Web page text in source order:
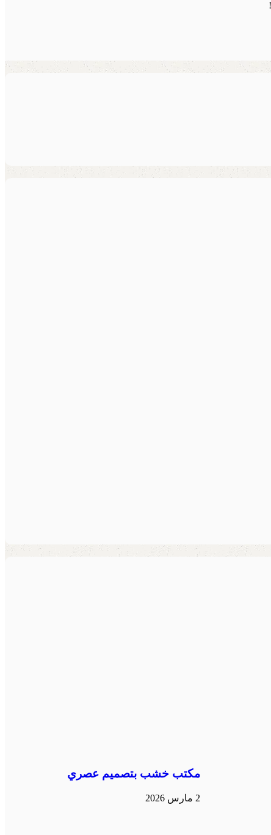
مكتب خشب بتصميم عصري
2 مارس 2026